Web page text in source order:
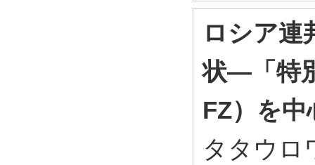
ロシア連
状―「特
FZ）を
タタウロ